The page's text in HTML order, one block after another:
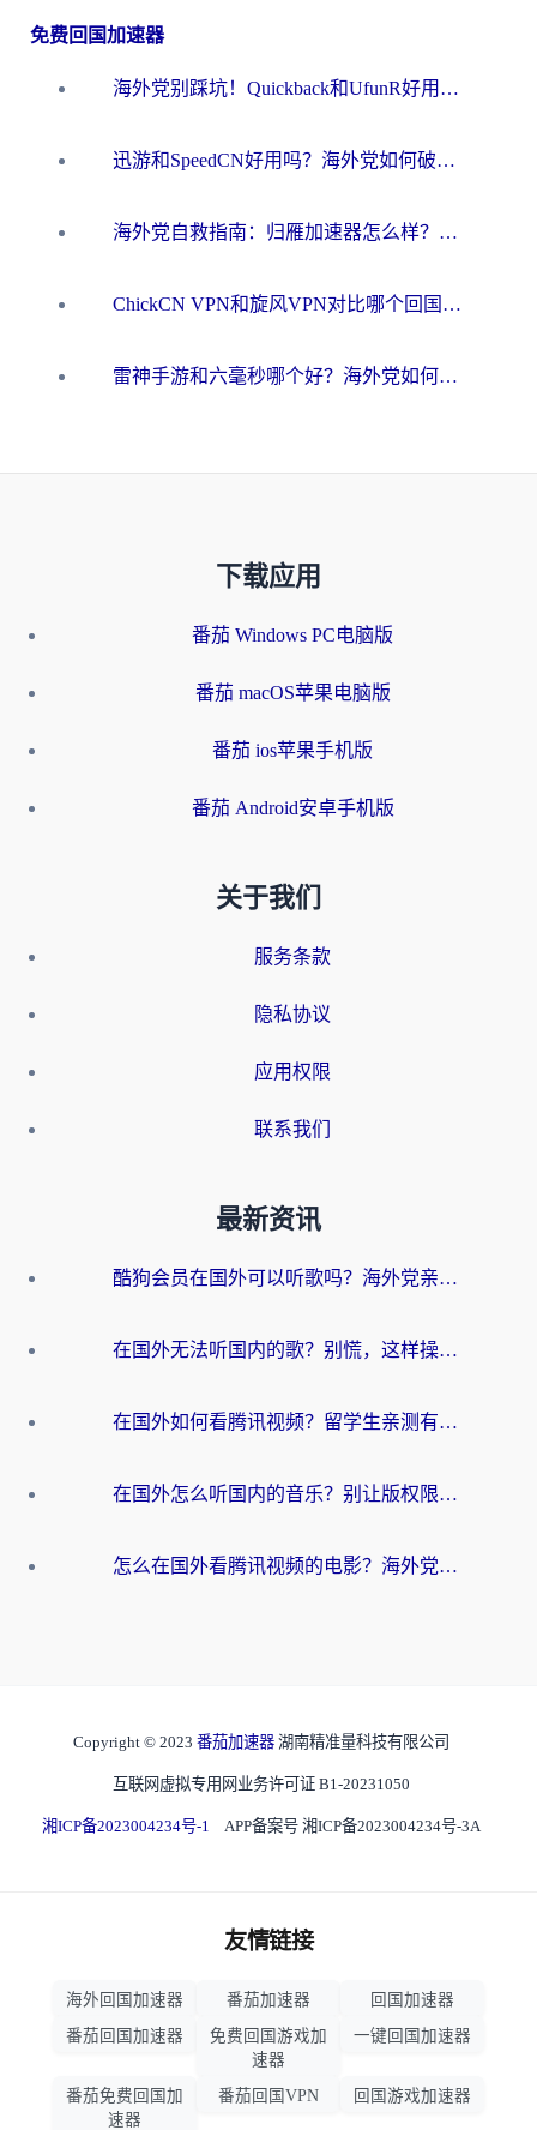
免费回国加速器
海外党别踩坑！Quickback和UfunR好用吗？选对回国加速器才能无缝刷国内资源
迅游和SpeedCN好用吗？海外党如何破解那道看不见的墙
海外党自救指南：归雁加速器怎么样？教你避开坑实现国内资源无缝访问
ChickCN VPN和旋风VPN对比哪个回国效果更好？海外用户的选择困境与出路
雷神手游和六毫秒哪个好？海外党如何真正解锁国内资源
下载应用
番茄 Windows PC电脑版
番茄 macOS苹果电脑版
番茄 ios苹果手机版
番茄 Android安卓手机版
关于我们
服务条款
隐私协议
应用权限
联系我们
最新资讯
酷狗会员在国外可以听歌吗？海外党亲测有效：3步解决音乐权限难题
在国外无法听国内的歌？别慌，这样操作就能畅听QQ音乐（附亲测加速器推荐）
在国外如何看腾讯视频？留学生亲测有效的回国加速方案
在国外怎么听国内的音乐？别让版权限制断了你的华语歌单
怎么在国外看腾讯视频的电影？海外党亲测有效的回国加速指南
Copyright © 2023 番茄加速器 湖南精准量科技有限公司
互联网虚拟专用网业务许可证 B1-20231050
湘ICP备2023004234号-1 APP备案号 湘ICP备2023004234号-3A
友情链接
海外回国加速器 番茄加速器
回国加速器
番茄回国加速器
免费回国游戏加
速器
一键回国加速器
番茄免费回国加
速器
番茄回国VPN 回国游戏加速器